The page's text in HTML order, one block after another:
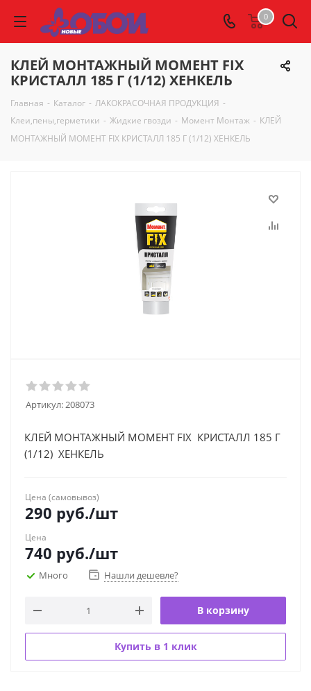
0
КЛЕЙ МОНТАЖНЫЙ МОМЕНТ FIX
КРИСТАЛЛ 185 Г (1/12) ХЕНКЕЛЬ
Главная - Каталог - ЛАКОКРАСОЧНАЯ ПРОДУКЦИЯ -
Клеи,пены,герметики - Жидкие гвозди - Момент Монтаж - КЛЕЙ
МОНТАЖНЫЙ МОМЕНТ FIX КРИСТАЛЛ 185 Г (1/12) ХЕНКЕЛЬ
Артикул:208073
КЛЕЙ МОНТАЖНЫЙ МОМЕНТ FIX КРИСТАЛЛ 185 Г
(1/12) ХЕНКЕЛЬ
Цена (самовывоз)
290 руб./шт
Цена
740 руб./шт
Много Нашли дешевле?
В корзину
Купить в 1 клик